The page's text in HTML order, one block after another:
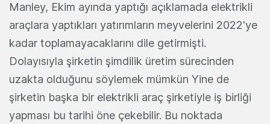
Manley, Ekim ayında yaptığı açıklamada elektrikli
araçlara yaptıkları yatırımların meyvelerini 2022'ye
kadar toplamayacaklarını dile getirmişti.
Dolayısıyla şirketin şimdilik üretim sürecinden
uzakta olduğunu söylemek mümkün Yine de
şirketin başka bir elektrikli araç şirketiyle iş birliği
yapması bu tarihi öne çekebilir. Bu noktada